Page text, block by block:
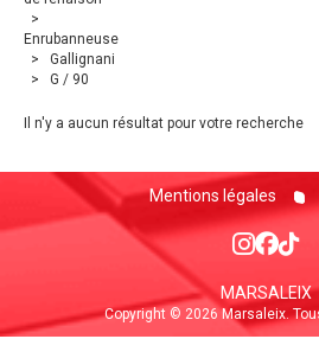
Enrubanneuse
Gallignani
G / 90
Il n'y a aucun résultat pour votre recherche
Mentions légales
MARSALEIX
Copyright © 2026 Marsaleix.